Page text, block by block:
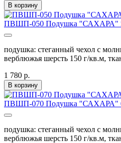
В корзину
ПВШП-050 Подушка "САХАРА"
подушка: стеганный чехол с
верблюжья шерсть 150 г/кв.м,
1 780 р.
В корзину
ПВШП-070 Подушка "САХАРА"
подушка: стеганный чехол с
верблюжья шерсть 150 г/кв.м,